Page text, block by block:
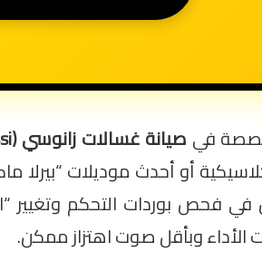
في صيانة غسالات زانوسي (Zanussi)
أو أحدث موديلات “بيرلا
فحص بوردات التحكم وتغيير
وبأقل صوت اهتزاز ممكن.